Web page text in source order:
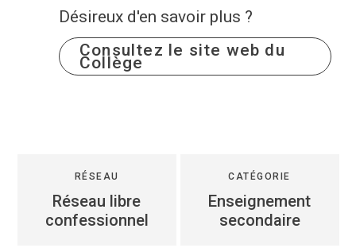
Je suis
Association
En situation de handicap
Investisseur
Je trouve
Agenda
Enquêtes publiques
Désireux d'en savoir plus ?
Consultez le site web du
Collège
RÉSEAU
Réseau libre
confessionnel
CATÉGORIE
Enseignement
secondaire